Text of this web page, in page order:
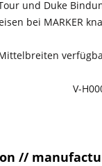
und Duke
bei MARKER
V-
//